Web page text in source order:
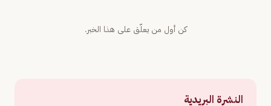
كن أول من يعلّق على هذا الخبر.
النشرة البريدية